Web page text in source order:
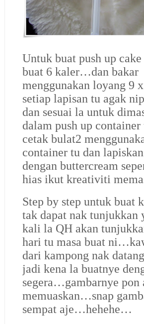
Untuk buat push up
buat 6 kaler…dan bakar
menggunakan loyang 9
setiap lapisan tu agak
dan sesuai la untuk
dalam push up
cetak bulat2
container tu dan
dengan buttercream
hias ikut kreativiti
Step by step untuk buat
tak dapat nak
kali la QH akan
hari tu masa buat
dari kampong nak
jadi kena la buatnye
segera…gambarnye pon
memuaskan…snap
sempat aje…hehehe…